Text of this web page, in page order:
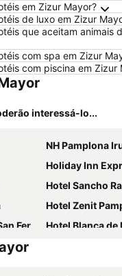
em Zizur Mayor?
de luxo em Zizur
que aceitam animais
com spa em Zizur
com piscina em Zizur
interessá-lo...
NH Pamplona
Holiday Inn
Hotel Sancho
Hotel Zenit
Hotel Blanca de